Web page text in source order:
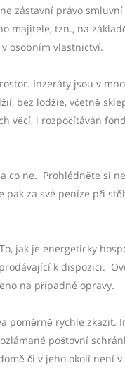
zástavní právo smluvní
majitele, tzn., na
osobním vlastnictví.
Inzeráty jsou v
bez lodžie, včetně
věcí, i rozpočítáván
co ne. Prohlédněte si
pak za své peníze při
jak je energeticky
k dispozici.
na případné opravy.
poměrně rychle zkazit.
poštovní
či v jeho okolí není v